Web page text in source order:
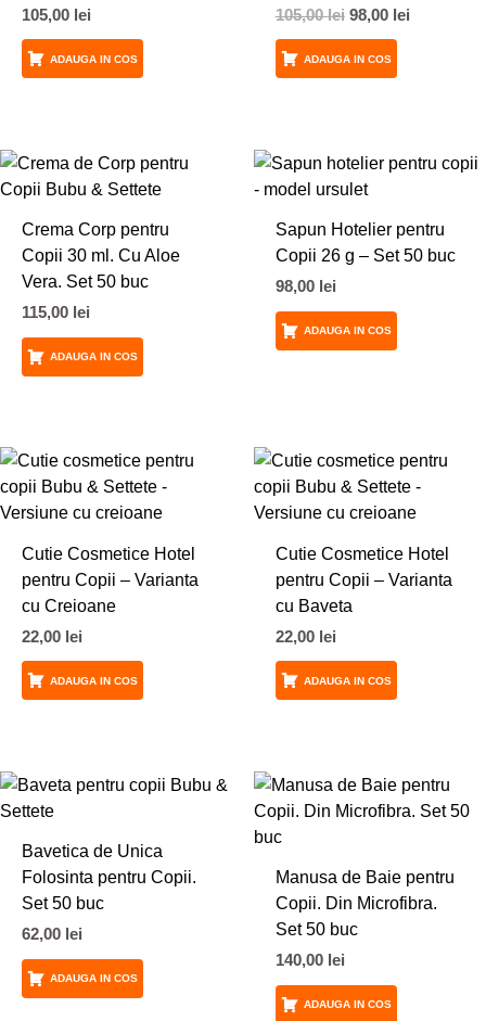
105,00 lei
ADAUGA IN COS
105,00lei 98,00 lei
ADAUGA IN COS
Crema Corp pentru
Copii 30 ml. Cu Aloe
Vera. Set 50 buc
115,00 lei
ADAUGA IN COS
Sapun Hotelier pentru
Copii 26 g – Set 50 buc
98,00 lei
ADAUGA IN COS
Cutie Cosmetice Hotel
pentru Copii – Varianta
cu Creioane
22,00 lei
ADAUGA IN COS
Cutie Cosmetice Hotel
pentru Copii – Varianta
cu Baveta
22,00 lei
ADAUGA IN COS
Bavetica de Unica
Folosinta pentru Copii.
Set 50 buc
62,00 lei
ADAUGA IN COS
Manusa de Baie pentru
Copii. Din Microfibra.
Set 50 buc
140,00 lei
ADAUGA IN COS